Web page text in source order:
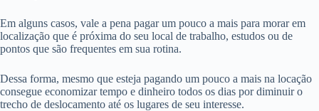
Em alguns casos, vale a pena pagar um pouco a mais para morar em
localização que é próxima do seu local de trabalho, estudos ou de
pontos que são frequentes em sua rotina.
Dessa forma, mesmo que esteja pagando um pouco a mais na locação
consegue economizar tempo e dinheiro todos os dias por diminuir o
trecho de deslocamento até os lugares de seu interesse.